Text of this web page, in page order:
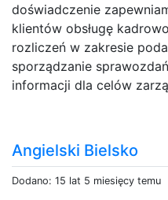
doświadczenie
klientów obsługę
rozliczeń w zakresie
sporządzanie
informacji dla celów
Angielski Bielsko
Dodano: 15 lat 5 miesięcy temu